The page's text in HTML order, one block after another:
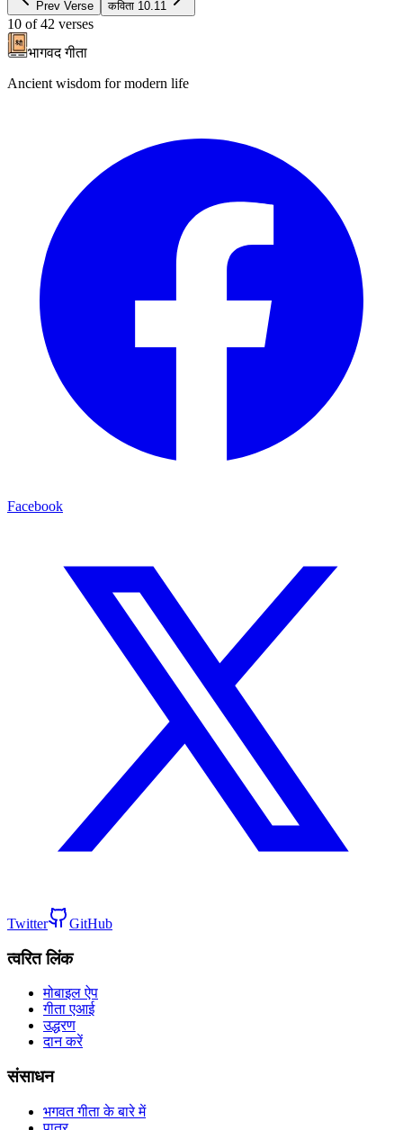
Prev Verse कविता 10.11
10 of 42 verses
भागवद गीता
Ancient wisdom for modern life
Facebook
Twitter GitHub
त्वरित लिंक
मोबाइल ऐप
गीता एआई
उद्धरण
दान करें
संसाधन
भगवत गीता के बारे में